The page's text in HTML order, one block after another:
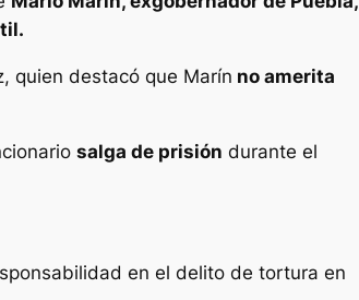
quien destacó que Marín no amerita
salga de prisión durante el
en el delito de tortura en